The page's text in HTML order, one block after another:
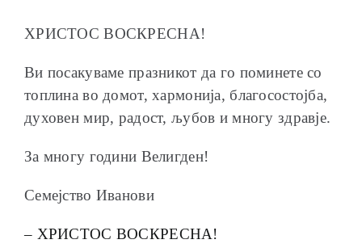
ШКОЛА ЗА МЛАДИ ЛИДЕРИ
ХРИСТОС ВОСКРЕСНА!
Ви посакуваме празникот да го поминете со
топлина во домот, хармонија, благосостојба,
духовен мир, радост, љубов и многу здравје.
За многу години Велигден!
Семејство Иванови
– ХРИСТОС ВОСКРЕСНА!